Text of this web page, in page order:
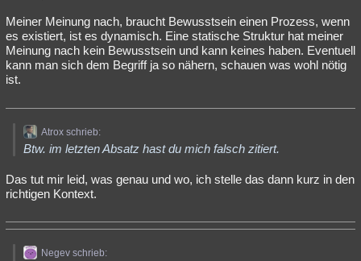
Meiner Meinung nach, braucht Bewusstsein einen Prozess, wenn
es existiert, ist es dynamisch. Eine statische Struktur hat meiner
Meinung nach kein Bewusstsein und kann keines haben. Eventuell
kann man sich dem Begriff ja so nähern, schauen was wohl nötig
ist.
Atrox schrieb:
Btw. im letzten Absatz hast du mich falsch zitiert.
Das tut mir leid, was genau und wo, ich stelle das dann kurz in den
richtigen Kontext.
Negev schrieb: